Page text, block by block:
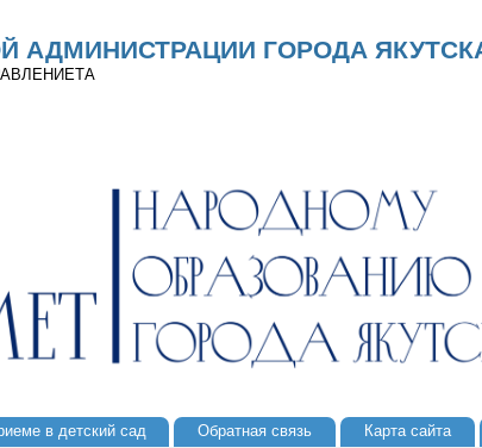
АДМИНИСТРАЦИИ ГОРОДА
в детский сад Обратная связь Карта сайта